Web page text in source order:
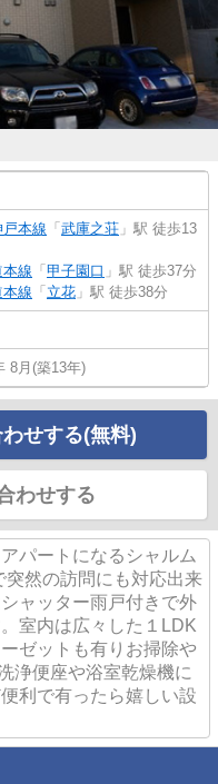
戸本線 「 武庫之荘 」駅 徒歩13
線 「 甲子園口 」駅 徒歩37分
線 「 立花 」駅 徒歩38分
8月(築13年)
せする(無料)
わせする
パートになるシャルム
然の訪問にも対応出来
ャッター雨戸付きで外
室内は広々した１LDK
ゼットも有りお掃除や
浄便座や浴室乾燥機に
利で有ったら嬉しい設